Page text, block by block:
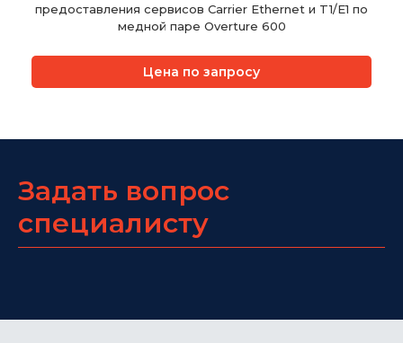
предоставления сервисов Carrier Ethernet и T1/E1 по
медной паре Overture 600
Цена по запросу
Задать вопрос
специалисту